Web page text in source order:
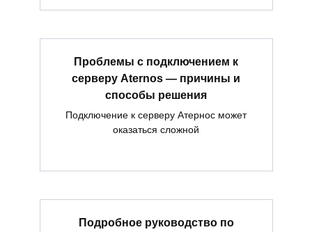
Проблемы с подключением к
серверу Aternos — причины и
способы решения
Подключение к серверу Атернос может
оказаться сложной
Подробное руководство по